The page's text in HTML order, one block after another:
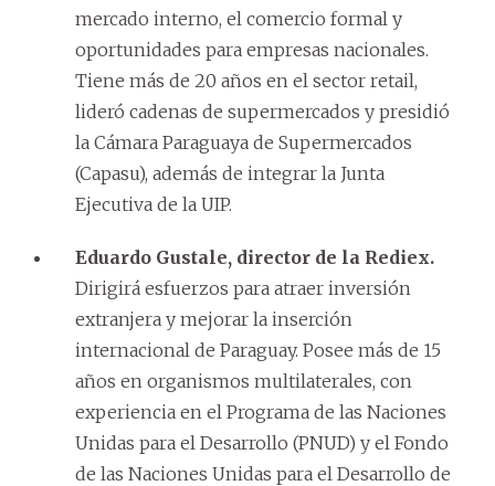
mercado interno, el comercio formal y
oportunidades para empresas nacionales.
Tiene más de 20 años en el sector retail,
lideró cadenas de supermercados y presidió
la Cámara Paraguaya de Supermercados
(Capasu), además de integrar la Junta
Ejecutiva de la UIP.
Eduardo Gustale, director de la Rediex.
Dirigirá esfuerzos para atraer inversión
extranjera y mejorar la inserción
internacional de Paraguay. Posee más de 15
años en organismos multilaterales, con
experiencia en el Programa de las Naciones
Unidas para el Desarrollo (PNUD) y el Fondo
de las Naciones Unidas para el Desarrollo de